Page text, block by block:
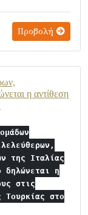
Προβολή
η αντίθεση
της Ιταλίας
δηλώνεται η
στις
Τουρκίας στο